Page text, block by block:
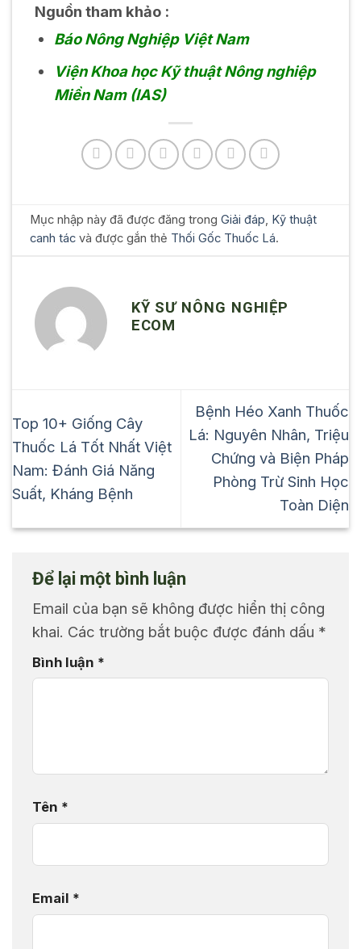
Nguồn tham khảo :
Báo Nông Nghiệp Việt Nam
Viện Khoa học Kỹ thuật Nông nghiệp
Miền Nam (IAS)
Mục nhập này đã được đăng trongGiải đáp, Kỹ thuật
canh tác và được gắn thẻ Thối Gốc Thuốc Lá.
KỸ SƯ NÔNG NGHIỆP
ECOM
Top 10+ Giống Cây
Thuốc Lá Tốt Nhất Việt
Nam: Đánh Giá Năng
Suất, Kháng Bệnh
Bệnh Héo Xanh Thuốc
Lá: Nguyên Nhân, Triệu
Chứng và Biện Pháp
Phòng Trừ Sinh Học
Toàn Diện
Để lại một bình luận
Email của bạn sẽ không được hiển thị công
khai. Các trường bắt buộc được đánh dấu *
Bình luận *
Tên *
Email *